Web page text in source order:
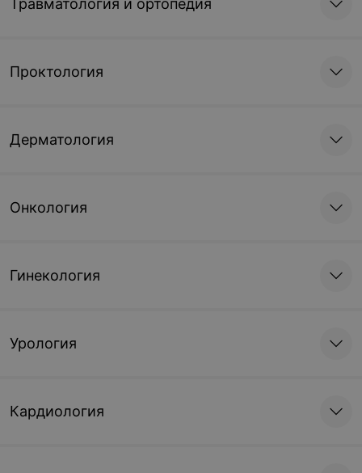
Травматология и ортопедия
Проктология
Дерматология
Онкология
Гинекология
Урология
Кардиология